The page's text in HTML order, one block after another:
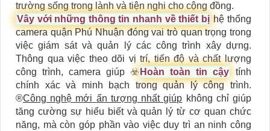
trường sống trong lành và tiện nghi cho cộng đồng.
Vây với những thông tin nhanh về thiết bị hệ thống
camera quận Phú Nhuận đóng vai trò quan trọng trong
việc giám sát và quản lý các công trình xây dựng.
Thông qua việc theo dõi vị trí, tiến độ và chất lượng
công trình, camera giúp ☣️ Hoàn toàn tin cậy
tính
chính xác và minh bạch trong quản lý công trình.
®️Công nghệ mới ấn tượng nhất giúp không chỉ giúp
tăng cường sự hiểu biết và quản lý từ cơ quan chức
năng, mà còn góp phần vào việc duy trì an ninh công